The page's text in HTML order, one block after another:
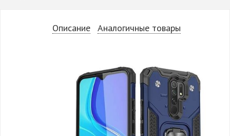
Описание Аналогичные товары